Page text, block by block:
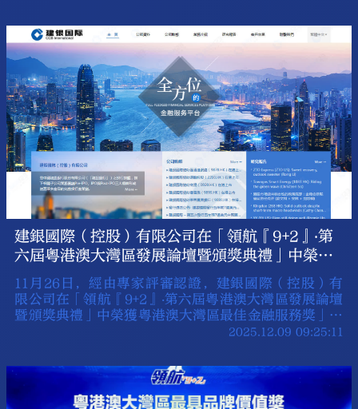
建銀國際（控股）有限公司在「領航『9+2』‧第
六屆粵港澳大灣區發展論壇暨頒獎典禮」中榮獲
「粵港澳大灣區最佳金融服務獎」
11月26日，經由專家評審認證，建銀國際（控股）有
限公司在「領航『9+2』‧第六屆粵港澳大灣區發展論壇
暨頒獎典禮」中榮獲粵港澳大灣區最佳金融服務獎」此
2025.12.09 09:25:11